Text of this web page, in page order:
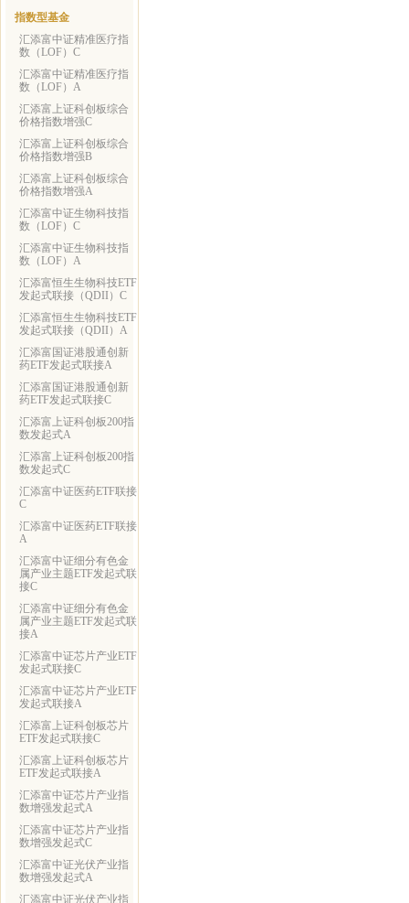
指数型基金
汇添富中证精准医疗指
数（LOF）C
汇添富中证精准医疗指
数（LOF）A
汇添富上证科创板综合
价格指数增强C
汇添富上证科创板综合
价格指数增强B
汇添富上证科创板综合
价格指数增强A
汇添富中证生物科技指
数（LOF）C
汇添富中证生物科技指
数（LOF）A
汇添富恒生生物科技ETF
发起式联接（QDII）C
汇添富恒生生物科技ETF
发起式联接（QDII）A
汇添富国证港股通创新
药ETF发起式联接A
汇添富国证港股通创新
药ETF发起式联接C
汇添富上证科创板200指
数发起式A
汇添富上证科创板200指
数发起式C
汇添富中证医药ETF联接
C
汇添富中证医药ETF联接
A
汇添富中证细分有色金
属产业主题ETF发起式联
接C
汇添富中证细分有色金
属产业主题ETF发起式联
接A
汇添富中证芯片产业ETF
发起式联接C
汇添富中证芯片产业ETF
发起式联接A
汇添富上证科创板芯片
ETF发起式联接C
汇添富上证科创板芯片
ETF发起式联接A
汇添富中证芯片产业指
数增强发起式A
汇添富中证芯片产业指
数增强发起式C
汇添富中证光伏产业指
数增强发起式A
汇添富中证光伏产业指